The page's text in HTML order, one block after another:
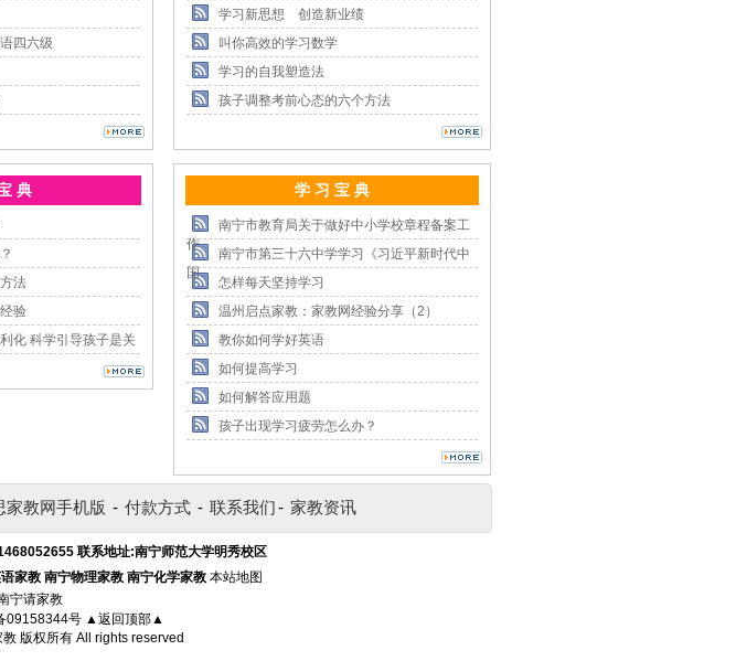
四六级
学习新思想 创造新业绩
叫你高效的学习数学
学习的自我塑造法
孩子调整考前心态的六个方法
典
法
验
化 科学引导孩子是关
学 习 宝 典
南宁市教育局关于做好中小学校章程备案工
作
南宁市第三十六中学学习《习近平新时代中
国
怎样每天坚持学习
温州启点家教：家教网经验分享（2）
教你如何学好英语
如何提高学习
如何解答应用题
孩子出现学习疲劳怎么办？
家教网手机版 - 付款方式 - 联系我们- 家教资讯
联系地址:南宁师范大学明秀校区
家教 南宁物理家教 南宁化学家教 本站地图
宁请家教
09158344号 ▲返回顶部▲
教版权所有 All rights reserved